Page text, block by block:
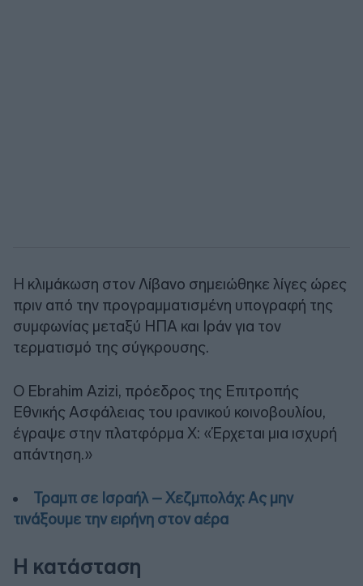
Η κλιμάκωση στον Λίβανο σημειώθηκε λίγες ώρες
πριν από την προγραμματισμένη υπογραφή της
συμφωνίας μεταξύ ΗΠΑ και Ιράν για τον
τερματισμό της σύγκρουσης.
Ο Ebrahim Azizi, πρόεδρος της Επιτροπής
Εθνικής Ασφάλειας του ιρανικού κοινοβουλίου,
έγραψε στην πλατφόρμα X: «Έρχεται μια ισχυρή
απάντηση.»
Τραμπ σε Ισραήλ – Χεζμπολάχ: Ας μην
τινάξουμε την ειρήνη στον αέρα
Η κατάσταση